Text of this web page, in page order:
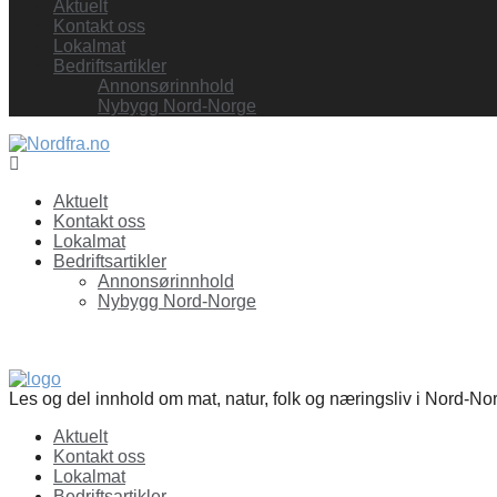
Aktuelt
Kontakt oss
Lokalmat
Bedriftsartikler
Annonsørinnhold
Nybygg Nord-Norge
Aktuelt
Kontakt oss
Lokalmat
Bedriftsartikler
Annonsørinnhold
Nybygg Nord-Norge
Les og del innhold om mat, natur, folk og næringsliv i Nord-
Aktuelt
Kontakt oss
Lokalmat